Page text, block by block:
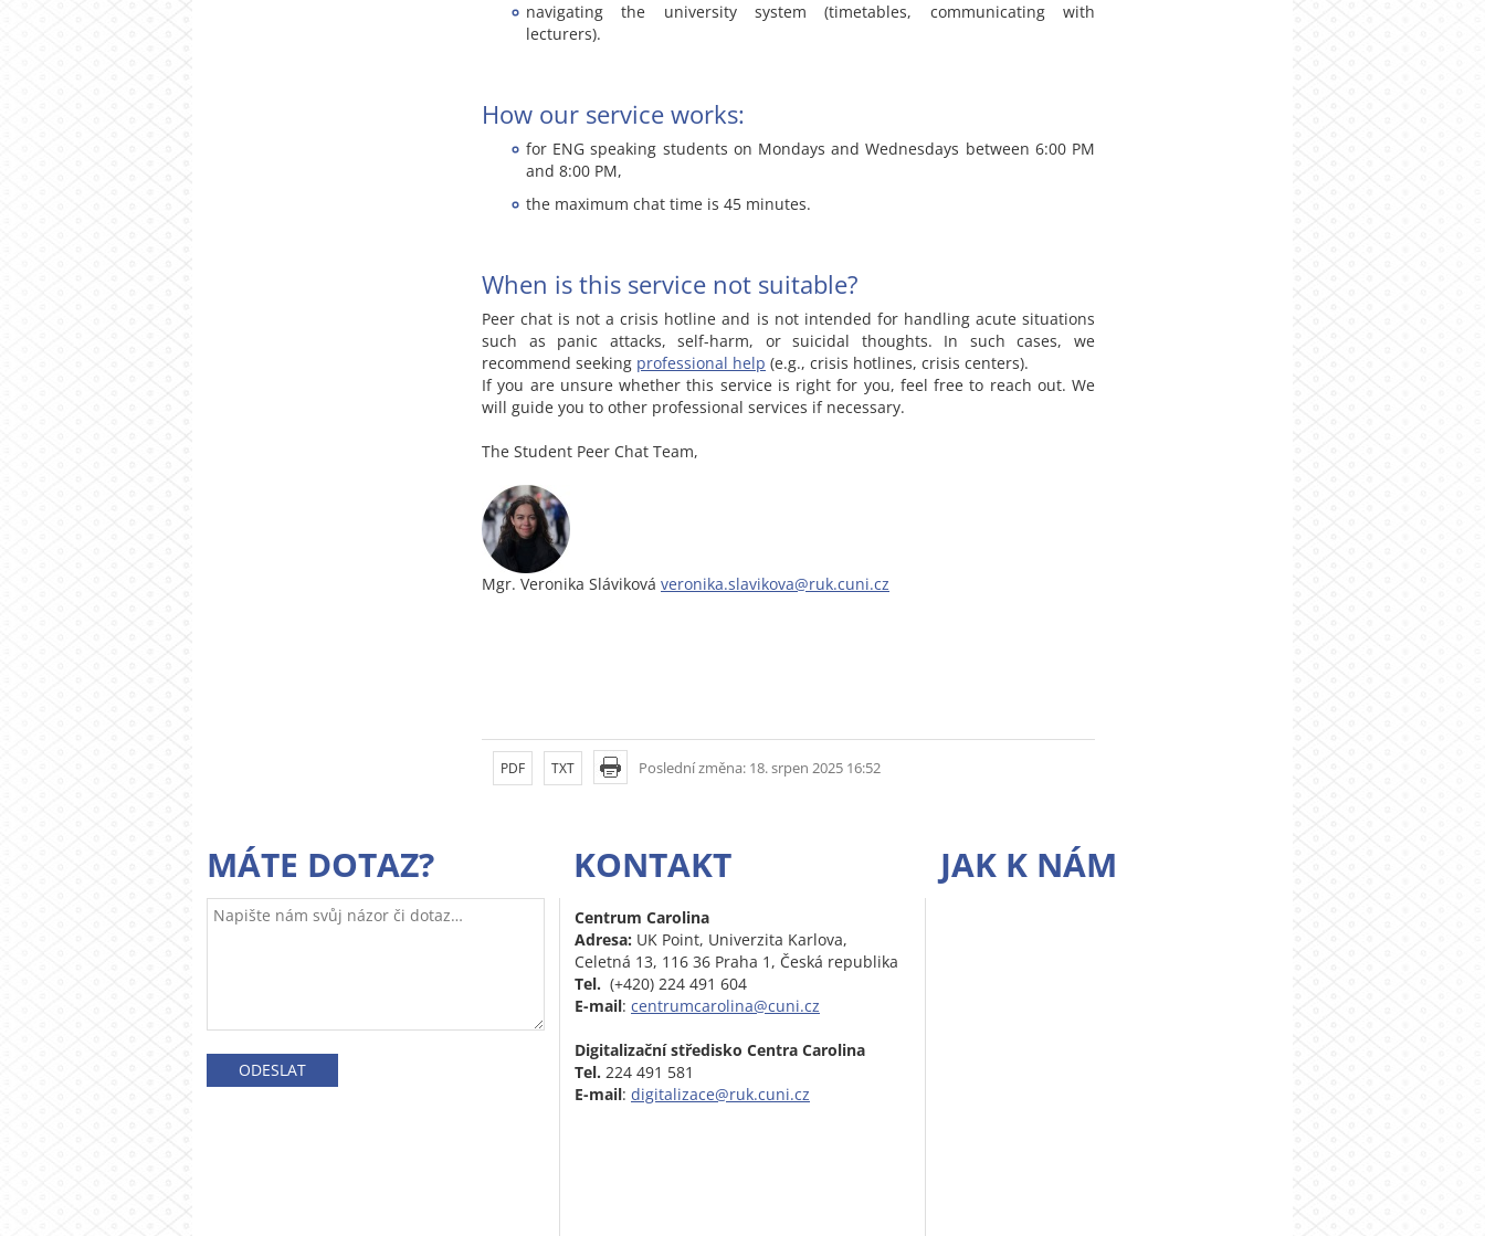
navigating the university system (timetables, communicating with
lecturers).
How our service works:
for ENG speaking students on Mondays and Wednesdays between 6:00 PM
and 8:00 PM,
the maximum chat time is 45 minutes.
When is this service not suitable?
Peer chat is not a crisis hotline and is not intended for handling acute situations
such as panic attacks, self-harm, or suicidal thoughts. In such cases, we
recommend seeking professional help (e.g., crisis hotlines, crisis centers).
If you are unsure whether this service is right for you, feel free to reach out. We
will guide you to other professional services if necessary.
The Student Peer Chat Team,
Mgr. Veronika Sláviková veronika.slavikova@ruk.cuni.cz
Poslední změna: 18. srpen 2025 16:52
PDF TXT
MÁTE DOTAZ? KONTAKT
Centrum Carolina
Adresa: UK Point, Univerzita Karlova,
Celetná 13, 116 36 Praha 1, Česká republika
Tel. (+420) 224 491 604
E-mail: centrumcarolina@cuni.cz
Digitalizační středisko Centra Carolina
Tel. 224 491 581
E-mail: digitalizace@ruk.cuni.cz
JAK K NÁM